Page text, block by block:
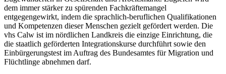
dem immer stärker zu spürenden Fachkräftemangel
entgegengewirkt, indem die sprachlich-beruflichen Qualifikationen
und Kompetenzen dieser Menschen gezielt gefördert werden. Die
vhs Calw ist im nördlichen Landkreis die einzige Einrichtung, die
die staatlich geförderten Integrationskurse durchführt sowie den
Einbürgerungstest im Auftrag des Bundesamtes für Migration und
Flüchtlinge abnehmen darf.